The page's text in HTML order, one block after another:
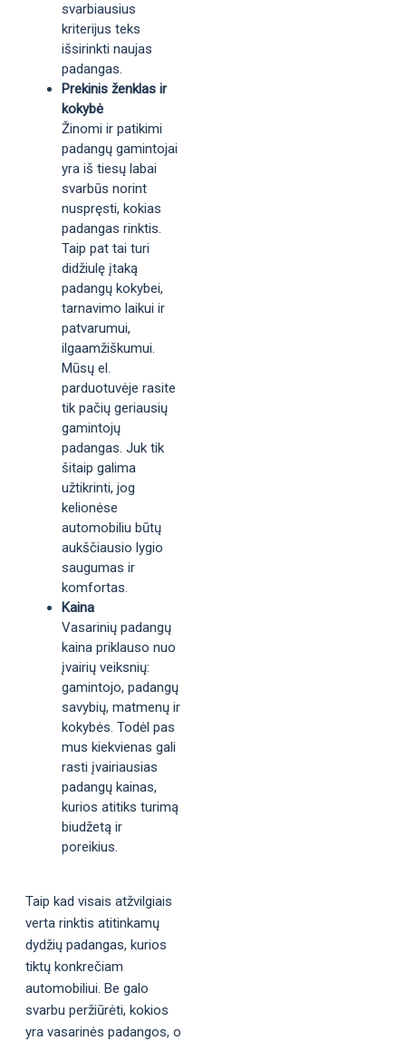
svarbiausius
kriterijus teks
išsirinkti naujas
padangas.
Prekinis ženklas ir
kokybė
Žinomi ir patikimi
padangų gamintojai
yra iš tiesų labai
svarbūs norint
nuspręsti, kokias
padangas rinktis.
Taip pat tai turi
didžiulę įtaką
padangų kokybei,
tarnavimo laikui ir
patvarumui,
ilgaamžiškumui.
Mūsų el.
parduotuvėje rasite
tik pačių geriausių
gamintojų
padangas. Juk tik
šitaip galima
užtikrinti, jog
kelionėse
automobiliu būtų
aukščiausio lygio
saugumas ir
komfortas.
Kaina
Vasarinių padangų
kaina priklauso nuo
įvairių veiksnių:
gamintojo, padangų
savybių, matmenų ir
kokybės. Todėl pas
mus kiekvienas gali
rasti įvairiausias
padangų kainas,
kurios atitiks turimą
biudžetą ir
poreikius.
Taip kad visais atžvilgiais
verta rinktis atitinkamų
dydžių padangas, kurios
tiktų konkrečiam
automobiliui. Be galo
svarbu peržiūrėti, kokios
yra vasarinės padangos, o